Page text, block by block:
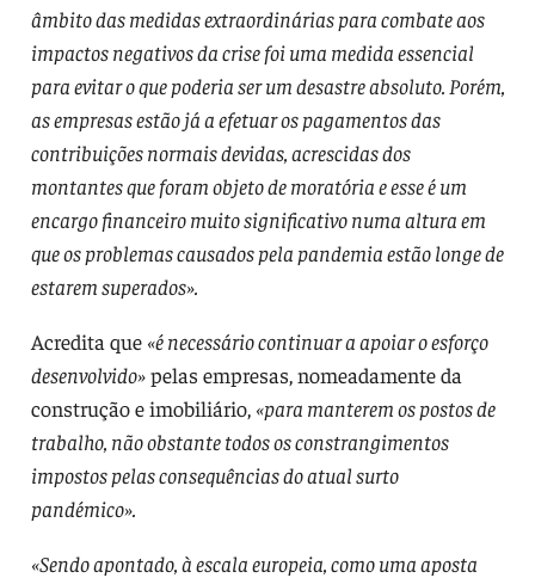
âmbito das medidas extraordinárias para combate aos
impactos negativos da crise foi uma medida essencial
para evitar o que poderia ser um desastre absoluto. Porém,
as empresas estão já a efetuar os pagamentos das
contribuições normais devidas, acrescidas dos
montantes que foram objeto de moratória e esse é um
encargo financeiro muito significativo numa altura em
que os problemas causados pela pandemia estão longe de
estarem superados».
Acredita que «é necessário continuar a apoiar o esforço
desenvolvido»pelas empresas, nomeadamente da
construção e imobiliário, «para manterem os postos de
trabalho, não obstante todos os constrangimentos
impostos pelas consequências do atual surto
pandémico».
«Sendo apontado, à escala europeia, como uma aposta